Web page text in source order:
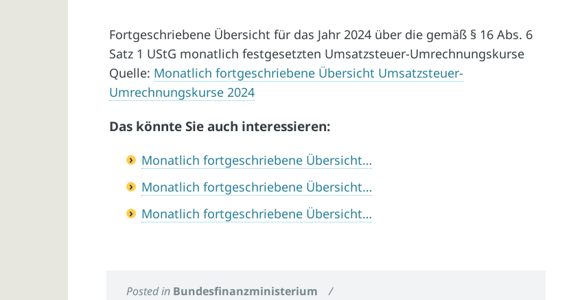
Fortgeschriebene Übersicht für das Jahr 2024 über die gemäß § 16 Abs. 6
Satz 1 UStG monatlich festgesetzten Umsatzsteuer-Umrechnungskurse
Quelle: Monatlich fortgeschriebene Übersicht Umsatzsteuer-
Umrechnungskurse 2024
Das könnte Sie auch interessieren:
Monatlich fortgeschriebene Übersicht…
Monatlich fortgeschriebene Übersicht…
Monatlich fortgeschriebene Übersicht…
Posted in Bundesfinanzministerium /